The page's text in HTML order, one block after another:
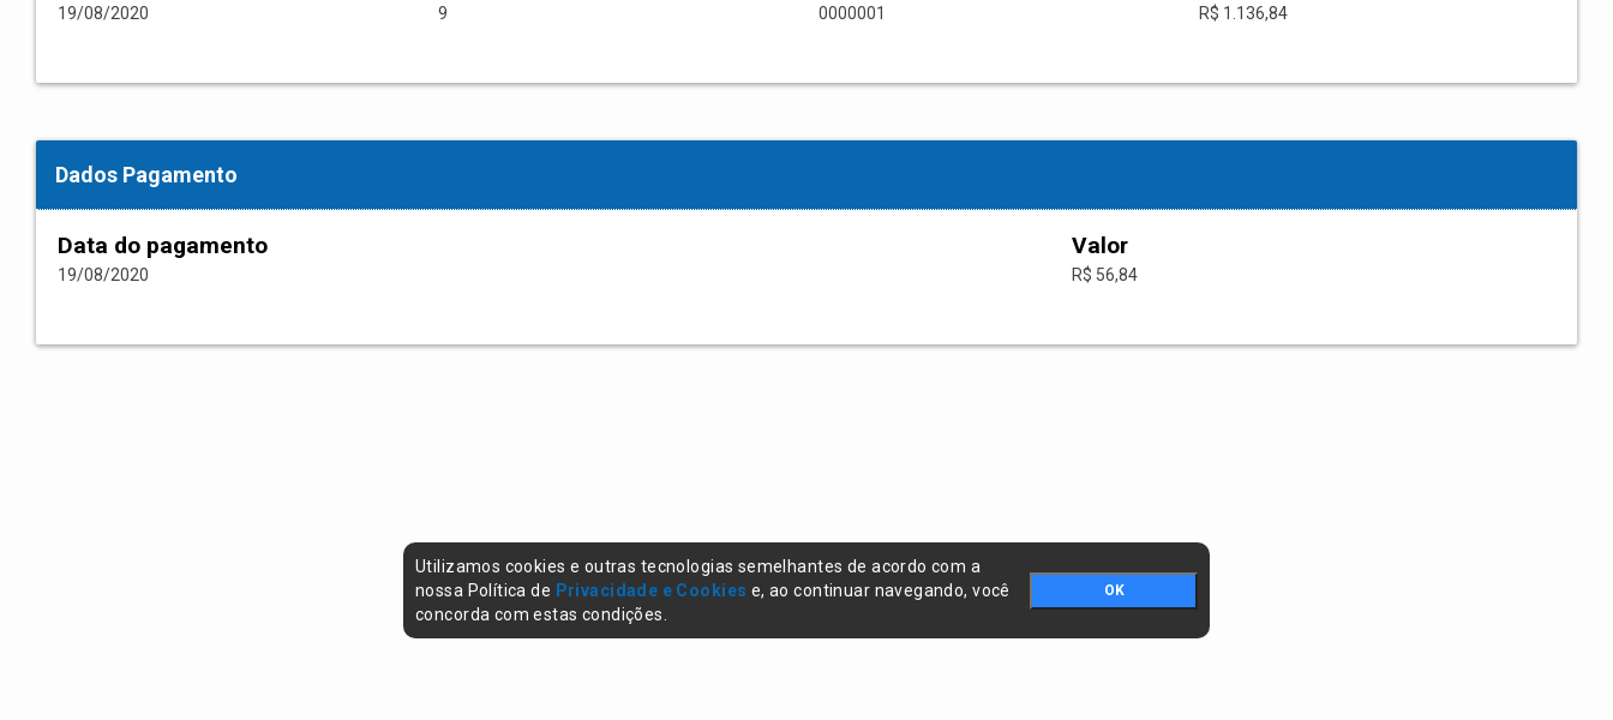
19/08/2020 9 0000001 R$ 1.136,84
Dados Pagamento
Data do pagamento
19/08/2020
Valor
R$ 56,84
Utilizamos cookies e outras tecnologias semelhantes de acordo com a
nossa Política de Privacidade e Cookies e, ao continuar navegando, você
concorda com estas condições.
OK